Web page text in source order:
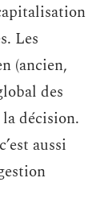
Les
(ancien,
des
décision.
aussi